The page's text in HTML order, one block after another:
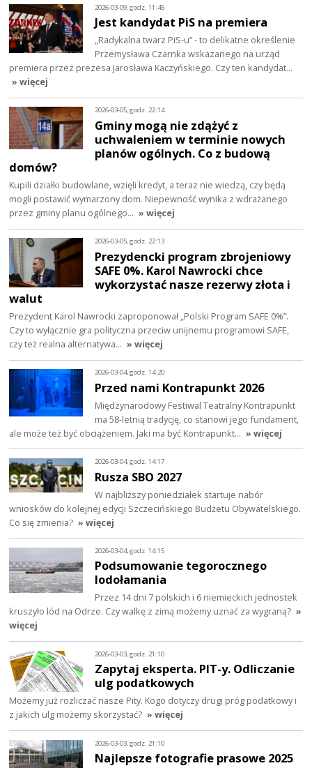
2026-03-09, godz. 11:45
Jest kandydat PiS na premiera
„Radykalna twarz PiS-u” - to delikatne określenie
Przemysława Czarnka wskazanego na urząd
premiera przez prezesa Jarosława Kaczyńskiego. Czy ten kandydat…
» więcej
2026-03-05, godz. 22:14
Gminy mogą nie zdążyć z
uchwaleniem w terminie nowych
planów ogólnych. Co z budową
domów?
Kupili działki budowlane, wzięli kredyt, a teraz nie wiedzą, czy będą
mogli postawić wymarzony dom. Niepewność wynika z wdrażanego
przez gminy planu ogólnego… » więcej
2026-03-05, godz. 22:13
Prezydencki program zbrojeniowy
SAFE 0%. Karol Nawrocki chce
wykorzystać nasze rezerwy złota i
walut
Prezydent Karol Nawrocki zaproponował „Polski Program SAFE 0%”.
Czy to wyłącznie gra polityczna przeciw unijnemu programowi SAFE,
czy też realna alternatywa… » więcej
2026-03-04, godz. 14:20
Przed nami Kontrapunkt 2026
Międzynarodowy Festiwal Teatralny Kontrapunkt
ma 58-letnią tradycję, co stanowi jego fundament,
ale może też być obciążeniem. Jaki ma być Kontrapunkt… » więcej
2026-03-04, godz. 14:17
Rusza SBO 2027
W najbliższy poniedziałek startuje nabór
wniosków do kolejnej edycji Szczecińskiego Budżetu Obywatelskiego.
Co się zmienia? » więcej
2026-03-04, godz. 14:15
Podsumowanie tegorocznego
lodołamania
Przez 14 dni 7 polskich i 6 niemieckich jednostek
kruszyło lód na Odrze. Czy walkę z zimą możemy uznać za wygraną? »
więcej
2026-03-03, godz. 21:10
Zapytaj eksperta. PIT-y. Odliczanie
ulg podatkowych
Możemy już rozliczać nasze Pity. Kogo dotyczy drugi próg podatkowy i
z jakich ulg możemy skorzystać? » więcej
2026-03-03, godz. 21:10
Najlepsze fotografie prasowe 2025